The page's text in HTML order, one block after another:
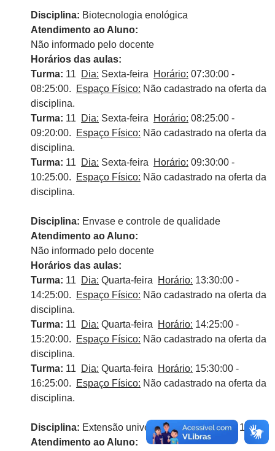
Disciplina: Biotecnologia enológica
Atendimento ao Aluno:
Não informado pelo docente
Horários das aulas:
Turma: 11 Dia: Sexta-feira Horário: 07:30:00 -
08:25:00.
Espaço Físico: Não cadastrado na oferta da
disciplina.
Turma: 11 Dia: Sexta-feira Horário: 08:25:00 -
09:20:00.
Espaço Físico: Não cadastrado na oferta da
disciplina.
Turma: 11 Dia: Sexta-feira Horário: 09:30:00 -
10:25:00.
Espaço Físico: Não cadastrado na oferta da
disciplina.
Disciplina: Envase e controle de qualidade
Atendimento ao Aluno:
Não informado pelo docente
Horários das aulas:
Turma: 11 Dia: Quarta-feira Horário: 13:30:00 -
14:25:00.
Espaço Físico: Não cadastrado na oferta da
disciplina.
Turma: 11 Dia: Quarta-feira Horário: 14:25:00 -
15:20:00.
Espaço Físico: Não cadastrado na oferta da
disciplina.
Turma: 11 Dia: Quarta-feira Horário: 15:30:00 -
16:25:00.
Espaço Físico: Não cadastrado na oferta da
disciplina.
Disciplina: Extensão universitária em Enologia 1
Atendimento ao Aluno: